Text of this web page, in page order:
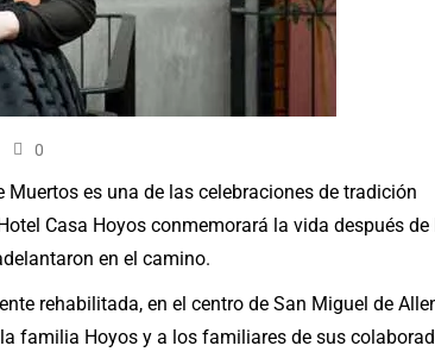
0
es una de las celebraciones de tradición
Casa Hoyos conmemorará la vida después de
en el camino.
rehabilitada, en el centro de San Miguel de
familia Hoyos y a los familiares de sus